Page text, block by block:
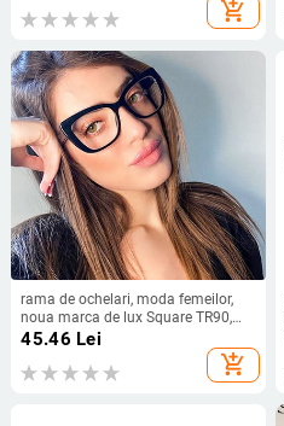
add_shopping_cart
rama de ochelari, moda femeilor,
noua marca de lux Square TR90,
rama de ochelari pentru femei,
ochelari de computer vintage
45.46 Lei
add_shopping_cart